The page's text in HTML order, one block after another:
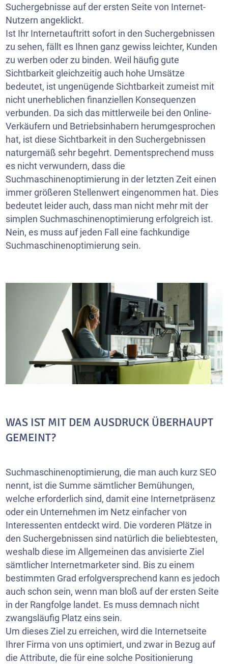
Suchergebnisse auf der ersten Seite von Internet-
Nutzern angeklickt.
Ist Ihr Internetauftritt sofort in den Suchergebnissen
zu sehen, fällt es Ihnen ganz gewiss leichter, Kunden
zu werben oder zu binden. Weil häufig gute
Sichtbarkeit gleichzeitig auch hohe Umsätze
bedeutet, ist ungenügende Sichtbarkeit zumeist mit
nicht unerheblichen finanziellen Konsequenzen
verbunden. Da sich das mittlerweile bei den Online-
Verkäufern und Betriebsinhabern herumgesprochen
hat, ist diese Sichtbarkeit in den Suchergebnissen
naturgemäß sehr begehrt. Dementsprechend muss
es nicht verwundern, dass die
Suchmaschinenoptimierung in der letzten Zeit einen
immer größeren Stellenwert eingenommen hat. Dies
bedeutet leider auch, dass man nicht mehr mit der
simplen Suchmaschinenoptimierung erfolgreich ist.
Nein, es muss auf jeden Fall eine fachkundige
Suchmaschinenoptimierung sein.
WAS IST MIT DEM AUSDRUCK ÜBERHAUPT
GEMEINT?
Suchmaschinenoptimierung, die man auch kurz SEO
nennt, ist die Summe sämtlicher Bemühungen,
welche erforderlich sind, damit eine Internetpräsenz
oder ein Unternehmen im Netz einfacher von
Interessenten entdeckt wird. Die vorderen Plätze in
den Suchergebnissen sind natürlich die beliebtesten,
weshalb diese im Allgemeinen das anvisierte Ziel
sämtlicher Internetmarketer sind. Bis zu einem
bestimmten Grad erfolgversprechend kann es jedoch
auch schon sein, wenn man bloß auf der ersten Seite
in der Rangfolge landet. Es muss demnach nicht
zwangsläufig Platz eins sein.
Um dieses Ziel zu erreichen, wird die Internetseite
Ihrer Firma von uns optimiert, und zwar in Bezug auf
die Attribute, die für eine solche Positionierung